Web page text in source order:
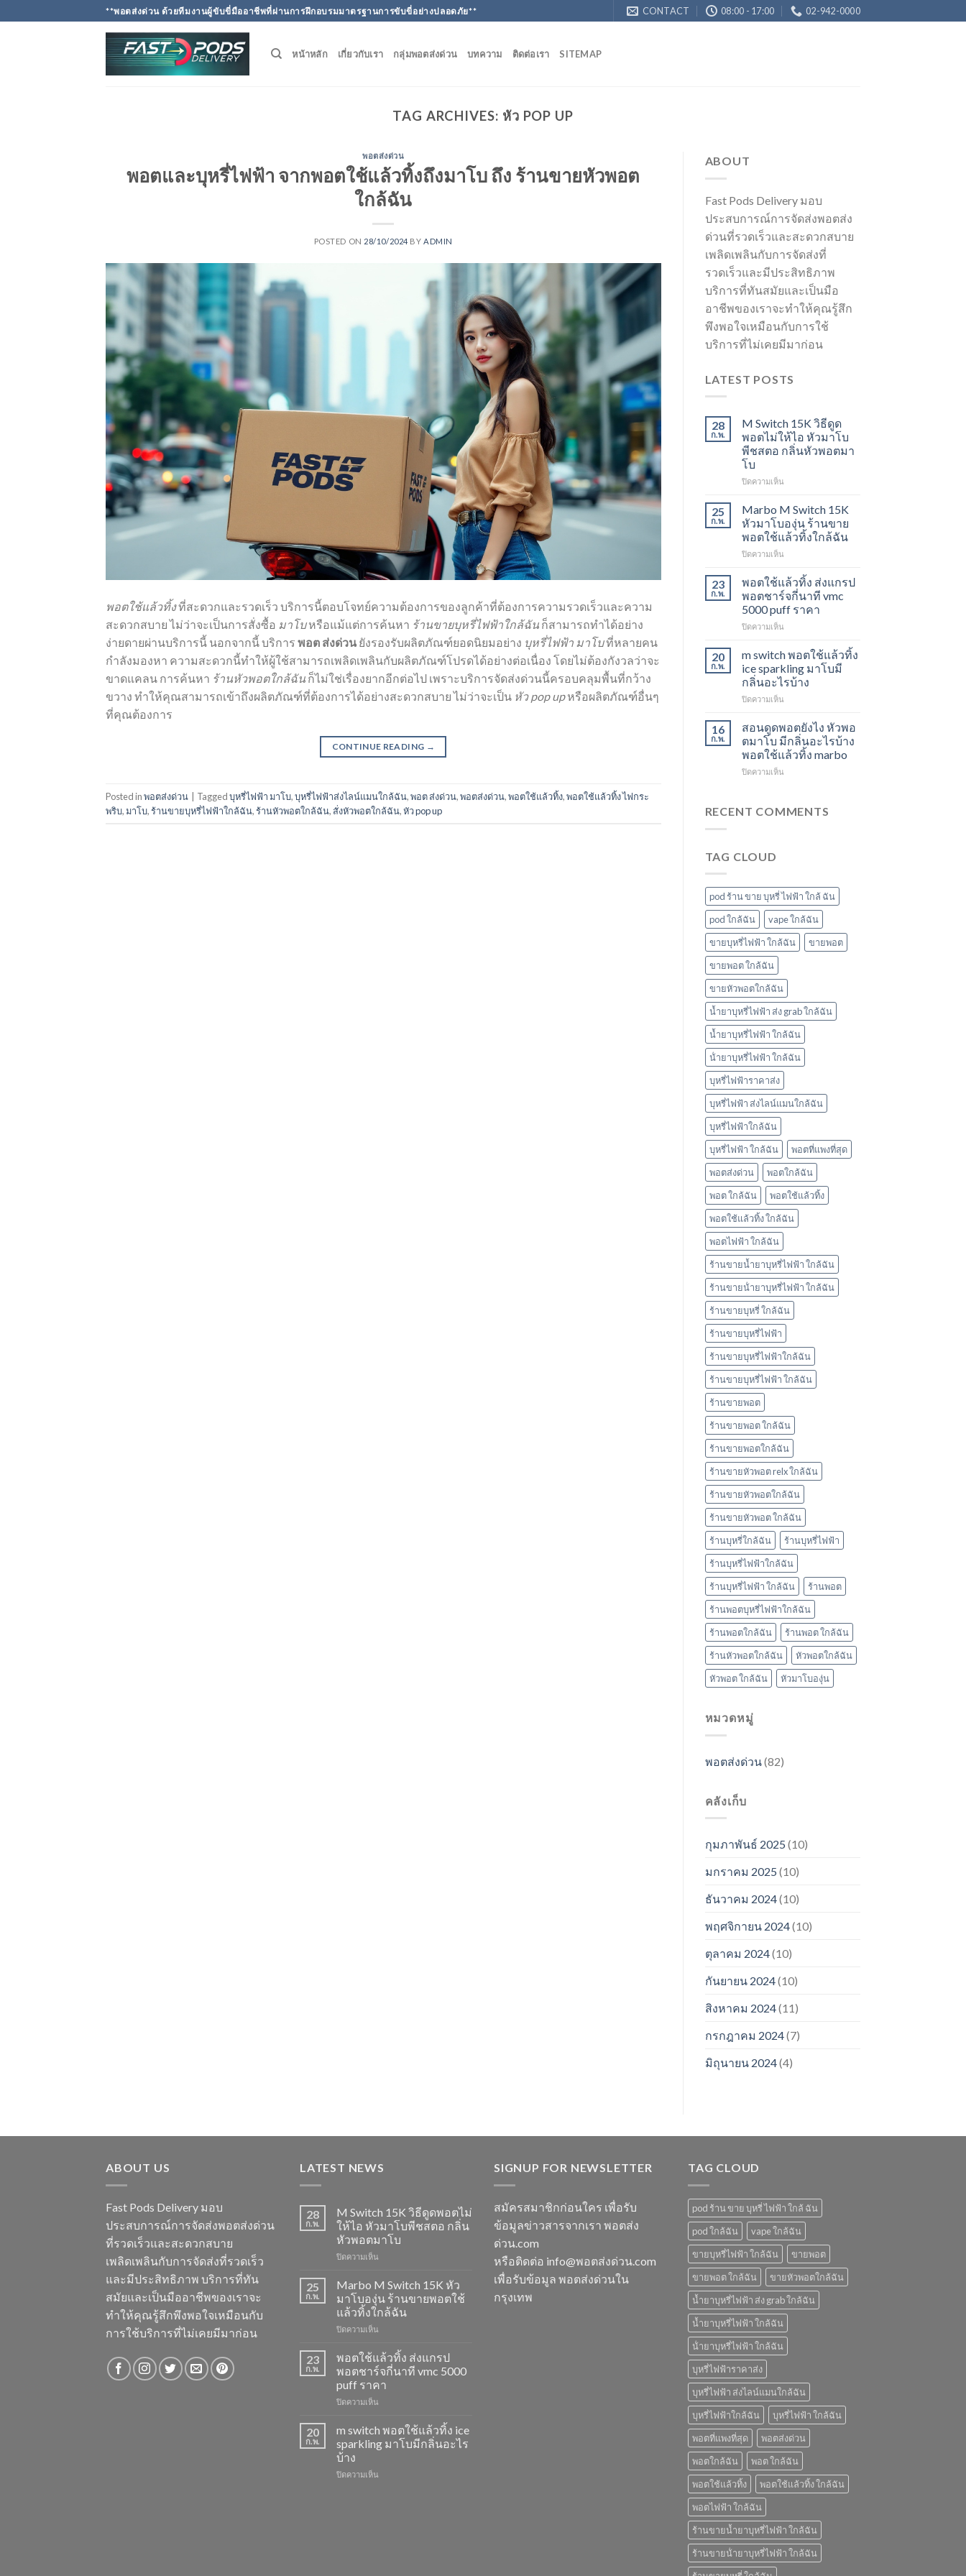
to
**พอตส่งด่วน ด้วยทีมงานผู้ขับขี่มืออาชีพที่ผ่านการฝึกอบรมมาตรฐานการขับขี่อย่างปลอดภัย** CONTACT 08:00 - 17:00 02-942-0000
หน้าหลัก เกี่ยวกับเรา กลุ่มพอตส่งด่วน บทความ ติดต่อเรา SITEMAP
TAG ARCHIVES: หัว POP UP
พอตส่งด่วน
พอตและบุหรี่ไฟฟ้า จากพอตใช้แล้วทิ้งถึงมาโบ ถึง ร้านขายหัวพอต
ใกล้ฉัน
POSTED ON 28/10/2024 BYADMIN
พอตใช้แล้วทิ้งที่สะดวกและรวดเร็ว บริการนี้ตอบโจทย์ความต้องการของลูกค้าที่ต้องการความรวดเร็วและความ
สะดวกสบาย ไม่ว่าจะเป็นการสั่งซื้อ มาโบหรือแม้แต่การค้นหา ร้านขายบุหรี่ไฟฟ้าใกล้ฉัน ก็สามารถทำได้อย่าง
ง่ายดายผ่านบริการนี้ นอกจากนี้ บริการ พอต ส่งด่วน ยังรองรับผลิตภัณฑ์ยอดนิยมอย่าง บุหรี่ไฟฟ้า มาโบที่หลายคน
กำลังมองหา ความสะดวกนี้ทำให้ผู้ใช้สามารถเพลิดเพลินกับผลิตภัณฑ์โปรดได้อย่างต่อเนื่อง โดยไม่ต้องกังวลว่าจะ
ขาดแคลน การค้นหา ร้านหัวพอตใกล้ฉัน ก็ไม่ใช่เรื่องยากอีกต่อไป เพราะบริการจัดส่งด่วนนี้ครอบคลุมพื้นที่กว้าง
ขวาง ทำให้คุณสามารถเข้าถึงผลิตภัณฑ์ที่ต้องการได้อย่างสะดวกสบาย ไม่ว่าจะเป็น หัว pop upหรือผลิตภัณฑ์อื่นๆ
ที่คุณต้องการ
CONTINUE READING →
Posted inพอตส่งด่วน | Taggedบุหรี่ไฟฟ้า มาโบ,บุหรี่ไฟฟ้าส่งไลน์แมนใกล้ฉัน,พอต ส่งด่วน,พอตส่งด่วน,พอตใช้แล้วทิ้ง,พอตใช้แล้วทิ้ง ไฟกระ
พริบ,มาโบ,ร้านขายบุหรี่ไฟฟ้าใกล้ฉัน,ร้านหัวพอตใกล้ฉัน, สั่งหัวพอตใกล้ฉัน,หัว pop up
ABOUT
Fast Pods Delivery มอบ
ประสบการณ์การจัดส่งพอตส่ง
ด่วนที่รวดเร็วและสะดวกสบาย
เพลิดเพลินกับการจัดส่งที่
รวดเร็วและมีประสิทธิภาพ
บริการที่ทันสมัยและเป็นมือ
อาชีพของเราจะทำให้คุณรู้สึก
พึงพอใจเหมือนกับการใช้
บริการที่ไม่เคยมีมาก่อน
LATEST POSTS
28
ก.พ.
M Switch 15K วิธีดูด
พอตไม่ให้ไอ หัวมาโบ
พีชสตอ กลิ่นหัวพอตมา
โบ
ปิดความเห็นบน
Switch
15K
วิธี
ดูด
พอต
ให้
ไอ
หัว
มา
โบ
สตอ
กลิ่น
หัว
พอ
ตมา
25
ก.พ.
Marbo M Switch 15K
หัวมาโบองุ่น ร้านขาย
พอตใช้แล้วทิ้งใกล้ฉัน
ปิดความเห็นบน
M
Switch
15K
หัว
มา
องุ่น
ร้าน
ขาย
พอต
ใช้
ทิ้ง
ใกล้
ฉัน
23
ก.พ.
พอตใช้แล้วทิ้ง ส่งแกรป
พอตชาร์จกี่นาที vmc
5000 puff ราคา
ปิดความเห็นบน
ทิ้ง
ส่ง
แกรป
ชาร์จ
กี่
นาที
vmc
5000
20
ก.พ.
m switch พอตใช้แล้วทิ้ง
ice sparkling มาโบมี
กลิ่นอะไรบ้าง
ปิดความเห็นบน
switch
พอต
ใช้
แล้ว
ทิ้ง
มา
16
ก.พ.
สอนดูดพอตยังไง หัวพอ
ตมาโบ มีกลิ่นอะไรบ้าง
พอตใช้แล้วทิ้ง marbo
ปิดความเห็นบน
พอ
โบ
มี
กลิ่น
อะไร
บ้าง
พอต
แล้ว
ทิ้ง
marbo
RECENT COMMENTS
TAG CLOUD
pod ร้าน ขาย บุหรี่ ไฟฟ้า ใกล้ ฉัน
pod ใกล้ฉัน
vape ใกล้ฉัน
ขายบุหรี่ไฟฟ้า ใกล้ฉัน
ขายพอต
ขายพอต ใกล้ฉัน
ขายหัวพอตใกล้ฉัน
น้ำยาบุหรี่ไฟฟ้า ส่ง grab ใกล้ฉัน
น้ำยาบุหรี่ไฟฟ้า ใกล้ฉัน
น้ํายาบุหรี่ไฟฟ้า ใกล้ฉัน
บุหรี่ไฟฟ้าราคาส่ง
บุหรี่ไฟฟ้า ส่งไลน์แมนใกล้ฉัน
บุหรี่ไฟฟ้าใกล้ฉัน
บุหรี่ไฟฟ้า ใกล้ฉัน
พอตที่แพงที่สุด
พอตส่งด่วน
พอตใกล้ฉัน
พอต ใกล้ฉัน
พอตใช้แล้วทิ้ง
พอตใช้แล้วทิ้ง ใกล้ฉัน
พอตไฟฟ้า ใกล้ฉัน
ร้านขายน้ำยาบุหรี่ไฟฟ้า ใกล้ฉัน
ร้านขายน้ํายาบุหรี่ไฟฟ้า ใกล้ฉัน
ร้านขายบุหรี่ ใกล้ฉัน
ร้านขายบุหรี่ไฟฟ้า
ร้านขายบุหรี่ไฟฟ้าใกล้ฉัน
ร้านขายบุหรี่ไฟฟ้า ใกล้ฉัน
ร้านขายพอต
ร้านขายพอต ใกล้ฉัน
ร้านขายพอตใกล้ฉัน
ร้านขายหัวพอต relx ใกล้ฉัน
ร้านขายหัวพอตใกล้ฉัน
ร้านขายหัวพอต ใกล้ฉัน
ร้านบุหรี่ใกล้ฉัน
ร้านบุหรี่ไฟฟ้า
ร้านบุหรี่ไฟฟ้าใกล้ฉัน
ร้านบุหรี่ไฟฟ้า ใกล้ฉัน
ร้านพอต
ร้านพอตบุหรี่ไฟฟ้าใกล้ฉัน
ร้านพอตใกล้ฉัน
ร้านพอต ใกล้ฉัน
ร้านหัวพอตใกล้ฉัน
หัวพอตใกล้ฉัน
หัวพอต ใกล้ฉัน
หัวมาโบองุ่น
หมวดหมู่
พอตส่งด่วน(82)
คลังเก็บ
กุมภาพันธ์ 2025 (10)
มกราคม 2025 (10)
ธันวาคม 2024(10)
พฤศจิกายน 2024(10)
ตุลาคม 2024(10)
กันยายน 2024(10)
สิงหาคม 2024(11)
กรกฎาคม 2024(7)
มิถุนายน 2024(4)
ABOUT US
Fast Pods Delivery มอบ
ประสบการณ์การจัดส่งพอตส่งด่วน
ที่รวดเร็วและสะดวกสบาย
เพลิดเพลินกับการจัดส่งที่รวดเร็ว
และมีประสิทธิภาพ บริการที่ทัน
สมัยและเป็นมืออาชีพของเราจะ
ทำให้คุณรู้สึกพึงพอใจเหมือนกับ
การใช้บริการที่ไม่เคยมีมาก่อน
LATEST NEWS
28
ก.พ.
M Switch 15K วิธีดูดพอตไม่
ให้ไอ หัวมาโบพีชสตอ กลิ่น
หัวพอตมาโบ
ปิดความเห็น
Switch
15K
วิธี
ดูด
พอต
ให้
ไอ
หัว
มา
โบ
สตอ
หัว
ตมา
25
ก.พ.
Marbo M Switch 15K หัว
มาโบองุ่น ร้านขายพอตใช้
แล้วทิ้งใกล้ฉัน
ปิดความเห็น
M
Switch
15K
หัว
มา
องุ่น
ขาย
ใช้
23
ก.พ.
พอตใช้แล้วทิ้ง ส่งแกรป
พอตชาร์จกี่นาที vmc 5000
puff ราคา
ปิดความเห็น
แล้ว
ทิ้ง
แกรป
20
ก.พ.
m switch พอตใช้แล้วทิ้ง ice
sparkling มาโบมีกลิ่นอะไร
บ้าง
ปิดความเห็น
SIGNUP FOR NEWSLETTER
สมัครสมาชิกก่อนใคร เพื่อรับ
ข้อมูลข่าวสารจากเรา พอตส่ง
ด่วน.com
หรือติดต่อ info@พอตส่งด่วน.com
เพื่อรับข้อมูล พอตส่งด่วนใน
กรุงเทพ
TAG CLOUD
pod ร้าน ขาย บุหรี่ ไฟฟ้า ใกล้ ฉัน
pod ใกล้ฉัน
vape ใกล้ฉัน
ขายบุหรี่ไฟฟ้า ใกล้ฉัน
ขายพอต
ขายพอต ใกล้ฉัน
ขายหัวพอตใกล้ฉัน
น้ำยาบุหรี่ไฟฟ้า ส่ง grab ใกล้ฉัน
น้ำยาบุหรี่ไฟฟ้า ใกล้ฉัน
น้ํายาบุหรี่ไฟฟ้า ใกล้ฉัน
บุหรี่ไฟฟ้าราคาส่ง
บุหรี่ไฟฟ้า ส่งไลน์แมนใกล้ฉัน
บุหรี่ไฟฟ้าใกล้ฉัน
บุหรี่ไฟฟ้า ใกล้ฉัน
พอตที่แพงที่สุด
พอตส่งด่วน
พอตใกล้ฉัน
พอต ใกล้ฉัน
พอตใช้แล้วทิ้ง
พอตใช้แล้วทิ้ง ใกล้ฉัน
พอตไฟฟ้า ใกล้ฉัน
ร้านขายน้ำยาบุหรี่ไฟฟ้า ใกล้ฉัน
ร้านขายน้ํายาบุหรี่ไฟฟ้า ใกล้ฉัน